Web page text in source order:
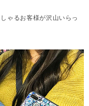
ゃるお客様が沢山いらっ